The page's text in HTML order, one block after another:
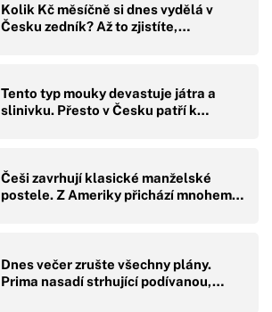
Kolik Kč měsíčně si dnes vydělá v
Česku zedník? Až to zjistíte,…
Tento typ mouky devastuje játra a
slinivku. Přesto v Česku patří k…
Češi zavrhují klasické manželské
postele. Z Ameriky přichází mnohem…
Dnes večer zrušte všechny plány.
Prima nasadí strhující podívanou,…